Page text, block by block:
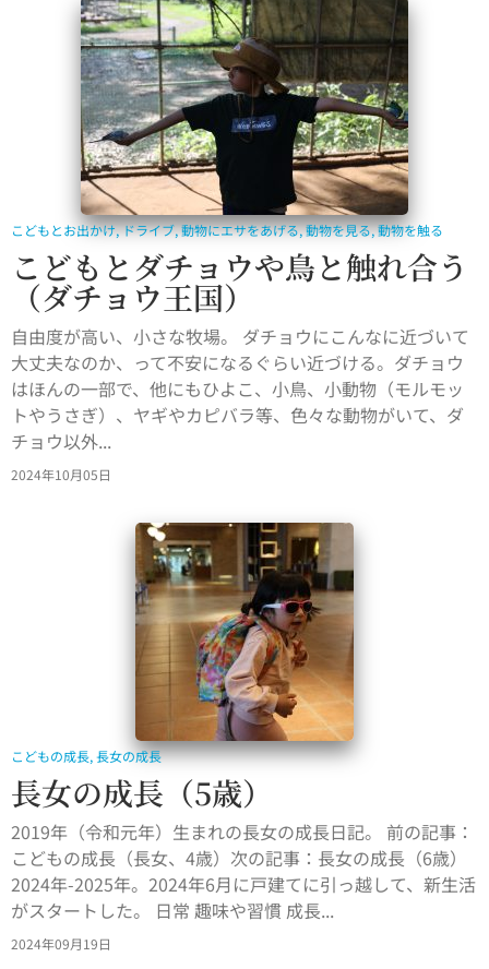
こどもとお出かけ,ドライブ,動物にエサをあげる,動物を見る,動物を触る
こどもとダチョウや鳥と触れ合う
（ダチョウ王国）
自由度が高い、小さな牧場。 ダチョウにこんなに近づいて
大丈夫なのか、って不安になるぐらい近づける。ダチョウ
はほんの一部で、他にもひよこ、小鳥、小動物（モルモッ
トやうさぎ）、ヤギやカピバラ等、色々な動物がいて、ダ
チョウ以外...
2024年10月05日
こどもの成長,長女の成長
長女の成長（5歳）
2019年（令和元年）生まれの長女の成長日記。 前の記事：
こどもの成長（長女、4歳）次の記事：長女の成長（6歳）
2024年-2025年。2024年6月に戸建てに引っ越して、新生活
がスタートした。 日常 趣味や習慣 成長...
2024年09月19日